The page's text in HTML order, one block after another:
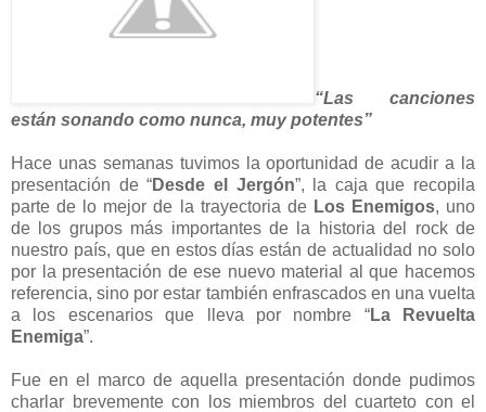
“Las canciones
están sonando como nunca, muy potentes”
Hace unas semanas tuvimos la oportunidad de acudir a la
presentación de “Desde el Jergón”, la caja que recopila
parte de lo mejor de la trayectoria de Los Enemigos, uno
de los grupos más importantes de la historia del rock de
nuestro país, que en estos días están de actualidad no solo
por la presentación de ese nuevo material al que hacemos
referencia, sino por estar también enfrascados en una vuelta
a los escenarios que lleva por nombre “La Revuelta
Enemiga”.
Fue en el marco de aquella presentación donde pudimos
charlar brevemente con los miembros del cuarteto con el